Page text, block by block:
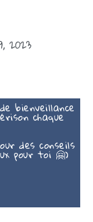
2023
bienveillance
chaque
des conseils
pour toi 🤗)